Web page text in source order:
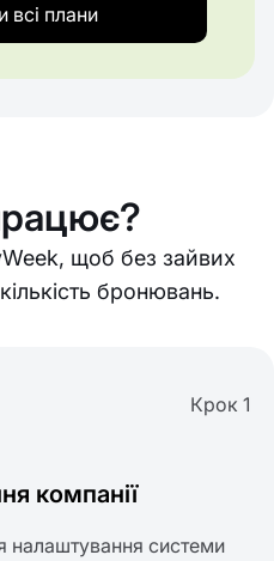
всі плани
щоб без зайвих
бронювань.
Крок 1
компанії
налаштування системи